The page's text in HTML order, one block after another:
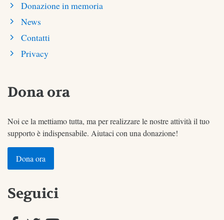
Donazione in memoria
News
Contatti
Privacy
Dona ora
Noi ce la mettiamo tutta, ma per realizzare le nostre attività il tuo
supporto è indispensabile. Aiutaci con una donazione!
Dona ora
Seguici